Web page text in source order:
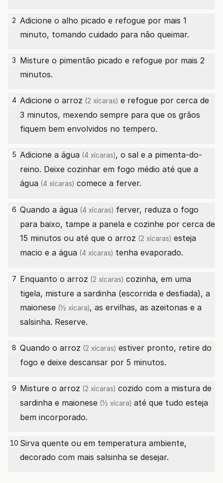
2 Adicione o alho picado e refogue por mais 1
minuto, tomando cuidado para não queimar.
3 Misture o pimentão picado e refogue por mais 2
minutos.
4 Adicione o arroz (2 xícaras) e refogue por cerca de
3 minutos, mexendo sempre para que os grãos
fiquem bem envolvidos no tempero.
5 Adicione a água (4 xícaras), o sal e a pimenta-do-
reino. Deixe cozinhar em fogo médio até que a
água (4 xícaras) comece a ferver.
6 Quando a água (4 xícaras) ferver, reduza o fogo
para baixo, tampe a panela e cozinhe por cerca de
15 minutos ou até que o arroz (2 xícaras) esteja
macio e a água (4 xícaras) tenha evaporado.
7 Enquanto o arroz (2 xícaras) cozinha, em uma
tigela, misture a sardinha (escorrida e desfiada), a
maionese (½ xícara), as ervilhas, as azeitonas e a
salsinha. Reserve.
8 Quando o arroz (2 xícaras) estiver pronto, retire do
fogo e deixe descansar por 5 minutos.
9 Misture o arroz (2 xícaras) cozido com a mistura de
sardinha e maionese (½ xícara) até que tudo esteja
bem incorporado.
10 Sirva quente ou em temperatura ambiente,
decorado com mais salsinha se desejar.